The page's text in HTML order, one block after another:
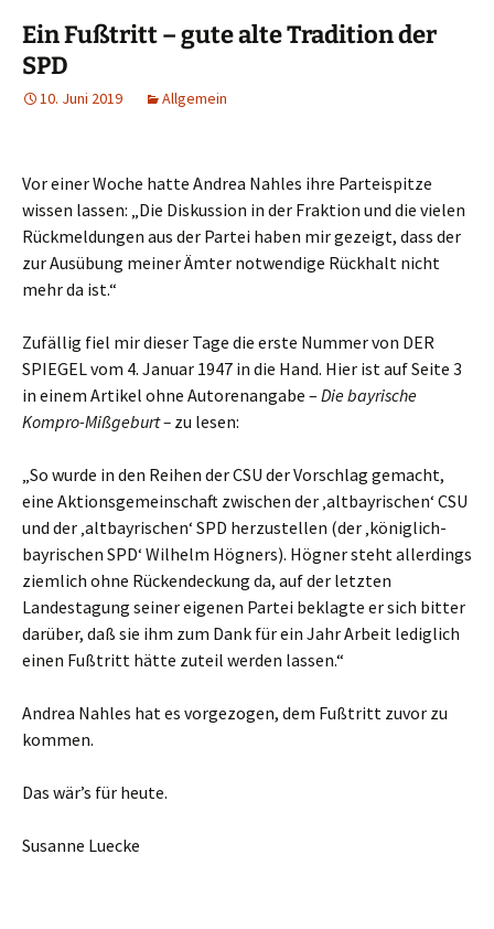
Ein Fußtritt – gute alte Tradition der
SPD
10. Juni 2019 Allgemein
Vor einer Woche hatte Andrea Nahles ihre Parteispitze
wissen lassen: „Die Diskussion in der Fraktion und die vielen
Rückmeldungen aus der Partei haben mir gezeigt, dass der
zur Ausübung meiner Ämter notwendige Rückhalt nicht
mehr da ist.“
Zufällig fiel mir dieser Tage die erste Nummer von DER
SPIEGEL vom 4. Januar 1947 in die Hand. Hier ist auf Seite 3
in einem Artikel ohne Autorenangabe – Die bayrische
Kompro-Mißgeburt – zu lesen:
„So wurde in den Reihen der CSU der Vorschlag gemacht,
eine Aktionsgemeinschaft zwischen der ‚altbayrischen‘ CSU
und der ‚altbayrischen‘ SPD herzustellen (der ‚königlich-
bayrischen SPD‘ Wilhelm Högners). Högner steht allerdings
ziemlich ohne Rückendeckung da, auf der letzten
Landestagung seiner eigenen Partei beklagte er sich bitter
darüber, daß sie ihm zum Dank für ein Jahr Arbeit lediglich
einen Fußtritt hätte zuteil werden lassen.“
Andrea Nahles hat es vorgezogen, dem Fußtritt zuvor zu
kommen.
Das wär’s für heute.
Susanne Luecke